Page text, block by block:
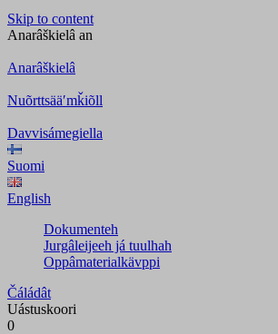
Skip to content
Anarâškielâ an
Anarâškielâ
Nuõrttsääʹmǩiõll
Davvisámegiella
Suomi
English
Dokumenteh
Jurgâleijeeh já tuulhah
Oppâmaterialkävppi
Čáládât
Uástuskoori
0